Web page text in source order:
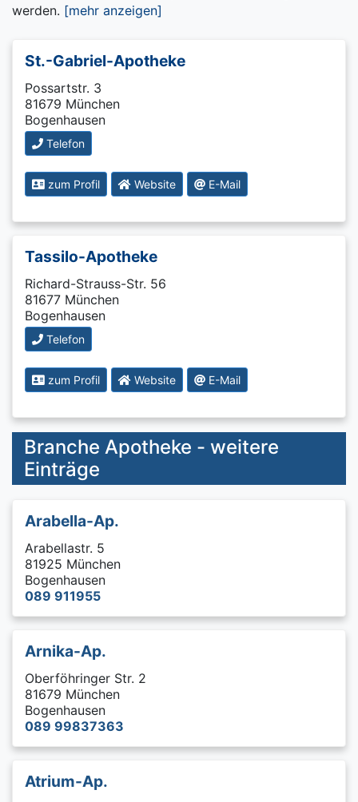
werden. [mehr anzeigen]
St.-Gabriel-Apotheke
Possartstr. 3
81679 München
Bogenhausen
Telefon
zum Profil Website E-Mail
Tassilo-Apotheke
Richard-Strauss-Str. 56
81677 München
Bogenhausen
Telefon
zum Profil Website E-Mail
Branche Apotheke - weitere
Einträge
Arabella-Ap.
Arabellastr. 5
81925 München
Bogenhausen
089 911955
Arnika-Ap.
Oberföhringer Str. 2
81679 München
Bogenhausen
089 99837363
Atrium-Ap.